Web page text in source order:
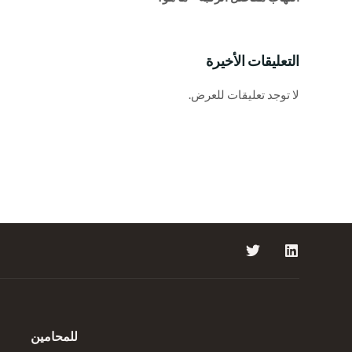
التعليقات الأخيرة
لا توجد تعليقات للعرض.
للمحامين